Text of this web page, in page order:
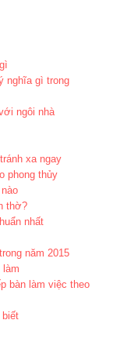
nghĩa gì trong
ngôi nhà
xa ngay
phong thủy
thờ?
nhất
năm 2015
làm
bàn làm việc theo
biết